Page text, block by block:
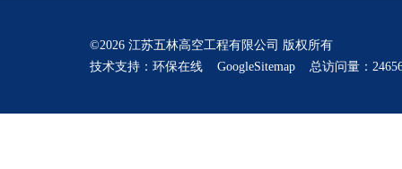
©2026 江苏五林高空工程有限公司 版权所有
技术支持： 环保在线 GoogleSitemap 总访问量：